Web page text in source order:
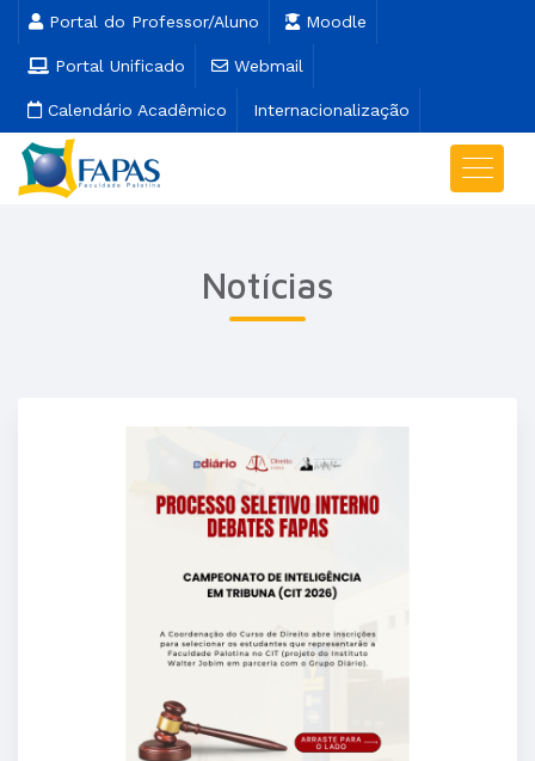
Portal do Professor/Aluno Moodle
Portal Unificado Webmail
Calendário Acadêmico Internacionalização
Notícias